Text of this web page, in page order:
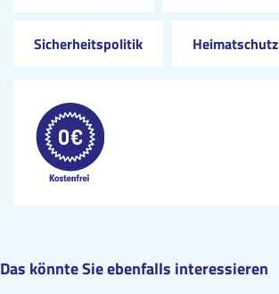
Sicherheitspolitik Heimatschutz
Das könnte Sie ebenfalls interessieren